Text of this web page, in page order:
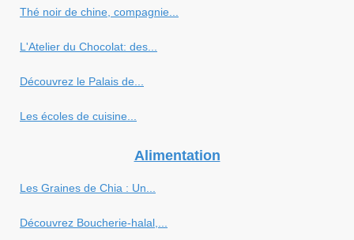
Thé noir de chine, compagnie...
L'Atelier du Chocolat: des...
Découvrez le Palais de...
Les écoles de cuisine...
Alimentation
Les Graines de Chia : Un...
Découvrez Boucherie-halal,...